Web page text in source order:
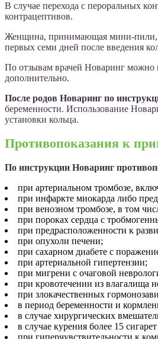
В случае перехода с пероральных
контрацептивов.
Женщина, принимающая мини-пили,
первых семи дней после введения
По отзывам врачей Новаринг можно
дополнительно.
После родов Новаринг по
беременности. Использование
установки кольца.
Противопоказания к
По инструкции Новаринг
при артериальном тромбозе,
при инфаркте миокарда либо
при венозном тромбозе, в том
при пороках сердца с
при предрасположенности к
при опухоли печени;
при сахарном диабете с
при артериальной гипертензии;
при мигрени с очаговой
при кровотечении из влагалища
при злокачественных
в период беременности и
в случае хирургических
в случае курения более 15
при гиперчувствительности к